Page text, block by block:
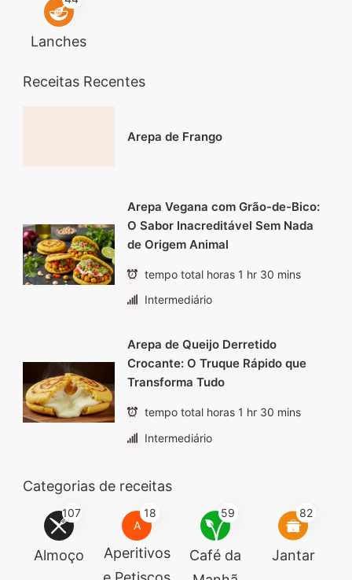
Lanches
Receitas Recentes
Arepa de Frango
Arepa Vegana com Grão-de-Bico:
O Sabor Inacreditável Sem Nada
de Origem Animal
tempo total horas 1 hr 30 mins
Intermediário
Arepa de Queijo Derretido
Crocante: O Truque Rápido que
Transforma Tudo
tempo total horas 1 hr 30 mins
Intermediário
Categorias de receitas
107
Almoço
A
18
Aperitivos
59
Café da
82
Jantar